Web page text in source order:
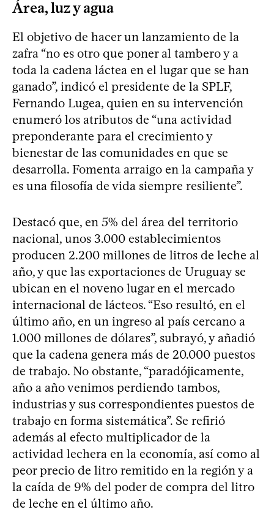
Área, luz y agua
El objetivo de hacer un lanzamiento de la
zafra “no es otro que poner al tambero y a
toda la cadena láctea en el lugar que se han
ganado”, indicó el presidente de la SPLF,
Fernando Lugea, quien en su intervención
enumeró los atributos de “una actividad
preponderante para el crecimiento y
bienestar de las comunidades en que se
desarrolla. Fomenta arraigo en la campaña y
es una filosofía de vida siempre resiliente”.
Destacó que, en 5% del área del territorio
nacional, unos 3.000 establecimientos
producen 2.200 millones de litros de leche al
año, y que las exportaciones de Uruguay se
ubican en el noveno lugar en el mercado
internacional de lácteos. “Eso resultó, en el
último año, en un ingreso al país cercano a
1.000 millones de dólares”, subrayó, y añadió
que la cadena genera más de 20.000 puestos
de trabajo. No obstante, “paradójicamente,
año a año venimos perdiendo tambos,
industrias y sus correspondientes puestos de
trabajo en forma sistemática”. Se refirió
además al efecto multiplicador de la
actividad lechera en la economía, así como al
peor precio de litro remitido en la región y a
la caída de 9% del poder de compra del litro
de leche en el último año.